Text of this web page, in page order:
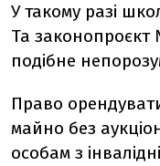
У такому разі
Та
подібне
Право
майно без
особам з